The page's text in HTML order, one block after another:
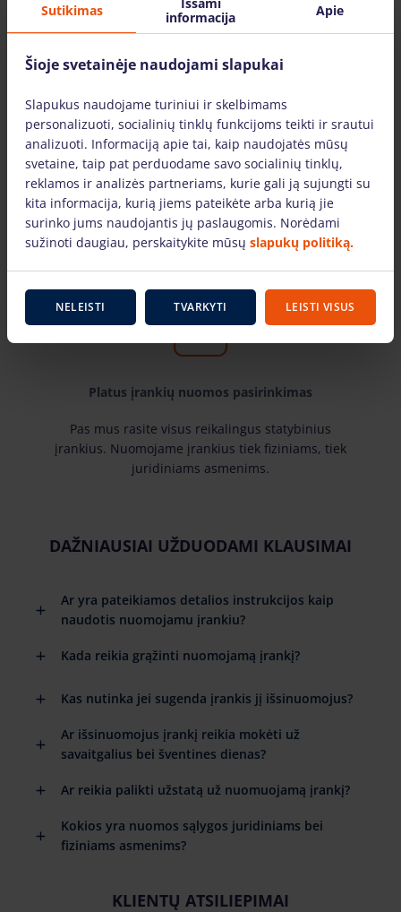
miestuose: Vilniuje, Kaune, Klaipėdoje ir
Mažeikiuose. Įrankius pristatome visoje
Tik žinomų gamintojų įrankiai
Pas mus rasite žinomiausių gamintojų ir laiko
patikrintus įrankius. Mūsų nuomojami įrankiai
Platus įrankių nuomos pasirinkimas
Pas mus rasite visus reikalingus statybinius
įrankius. Nuomojame įrankius tiek fiziniams, tiek
juridiniams asmenims.
DAŽNIAUSIAI UŽDUODAMI KLAUSIMAI
Ar yra pateikiamos detalios instrukcijos kaip
naudotis nuomojamu įrankiu?
Kada reikia grąžinti nuomojamą įrankį?
Kas nutinka jei sugenda įrankis jį išsinuomojus?
Ar išsinuomojus įrankį reikia mokėti už
savaitgalius bei šventines dienas?
Ar reikia palikti užstatą už nuomuojamą įrankį?
Kokios yra nuomos sąlygos juridiniams bei
fiziniams asmenims?
KLIENTŲ ATSILIEPIMAI
Sutikimas
informacija
Apie
Šioje svetainėje naudojami slapukai
Slapukus naudojame turiniui ir skelbimams
personalizuoti, socialinių tinklų funkcijoms teikti ir srautui
analizuoti. Informaciją apie tai, kaip naudojatės mūsų
svetaine, taip pat perduodame savo socialinių tinklų,
reklamos ir analizės partneriams, kurie gali ją sujungti su
kita informacija, kurią jiems pateikėte arba kurią jie
surinko jums naudojantis jų paslaugomis. Norėdami
sužinoti daugiau, perskaitykite mūsų slapukų politiką.
NELEISTI TVARKYTI LEISTI VISUS